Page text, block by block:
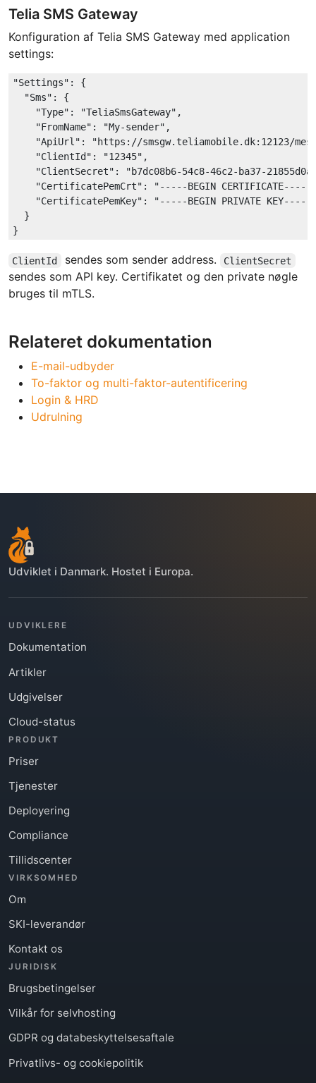
Telia SMS Gateway
Konfiguration af Telia SMS Gateway med application
settings:
"Settings" : {
"Sms" : {
"Type" : "TeliaSmsGateway" ,
"FromName" : "My-sender" ,
"ApiUrl" :
"https://smsgw.teliamobile.dk:12123/
"ClientId" : "12345" ,
"ClientSecret" :
"b7dc08b6-54c8-46c2-ba37-
"CertificatePemCrt" :
"-----BEGIN
"CertificatePemKey" :
"-----BEGIN PRIVATE
  }
ClientId sendes som sender address. ClientSecret
sendes som API key. Certifikatet og den private nøgle
bruges til mTLS.
Relateret dokumentation
E-mail-udbyder
To-faktor og multi-faktor-autentificering
Login & HRD
Udrulning
Udviklet i Danmark. Hostet i Europa.
UDVIKLERE
Dokumentation
Artikler
Udgivelser
Cloud-status
PRODUKT
Priser
Tjenester
Deployering
Compliance
Tillidscenter
VIRKSOMHED
Om
SKI-leverandør
Kontakt os
JURIDISK
Brugsbetingelser
Vilkår for selvhosting
GDPR og databeskyttelsesaftale
Privatlivs- og cookiepolitik